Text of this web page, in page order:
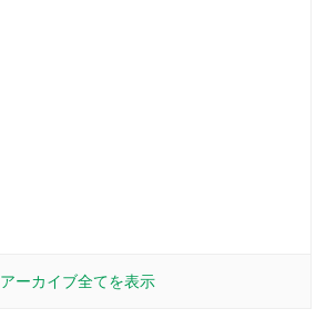
アーカイブ全てを表示